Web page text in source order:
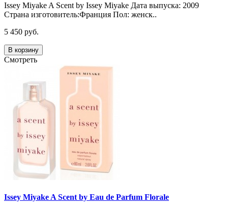
Issey Miyake A Scent by Issey Miyake Дата выпуска: 2009
Страна изготовитель:Франция Пол: женск..
5 450 руб.
В корзину
Смотреть
Issey Miyake A Scent by Eau de Parfum Florale